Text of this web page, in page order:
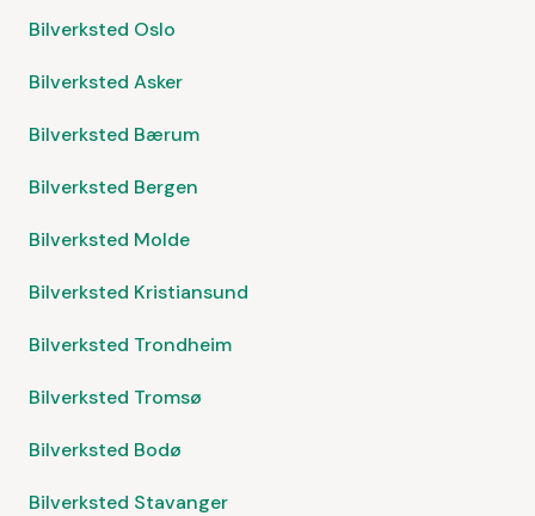
Bilverksted Oslo
Bilverksted Asker
Bilverksted Bærum
Bilverksted Bergen
Bilverksted Molde
Bilverksted Kristiansund
Bilverksted Trondheim
Bilverksted Tromsø
Bilverksted Bodø
Bilverksted Stavanger